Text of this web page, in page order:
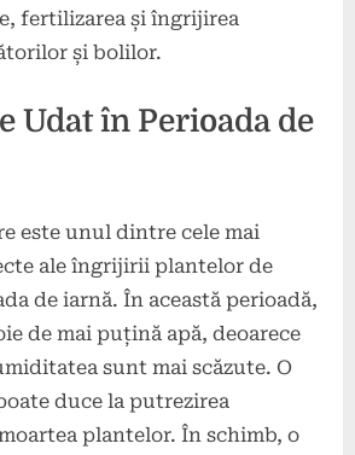
fertilizarea și îngrijirea
și bolilor.
Udat în Perioada de
este unul dintre cele mai
ale îngrijirii plantelor de
de iarnă. În această perioadă,
de mai puțină apă, deoarece
sunt mai scăzute. O
duce la putrezirea
plantelor. În schimb, o